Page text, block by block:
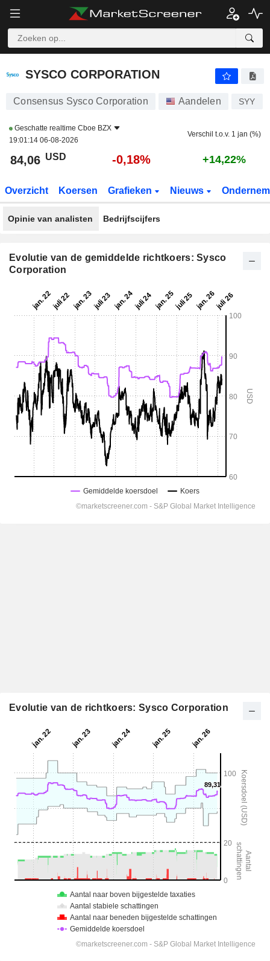
SYSCO CORPORATION
SYSCO CORPORATION
Consensus Sysco Corporation Aandelen SYY
Geschatte realtime Cboe BZX
19:01:14 06-08-2026
Verschil t.o.v. 1 jan (%)
84,06 USD -0,18% +14,22%
Overzicht Koersen Grafieken Nieuws
Opinie van analisten Bedrijfscijfers
Evolutie van de gemiddelde richtkoers: Sysco
Corporation
Evolutie van de richtkoers: Sysco Corporation